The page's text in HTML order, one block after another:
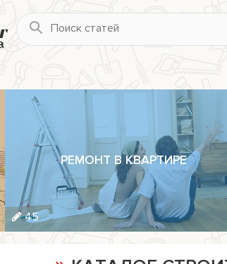
РЕМОНТ В КВАРТИРЕ
45